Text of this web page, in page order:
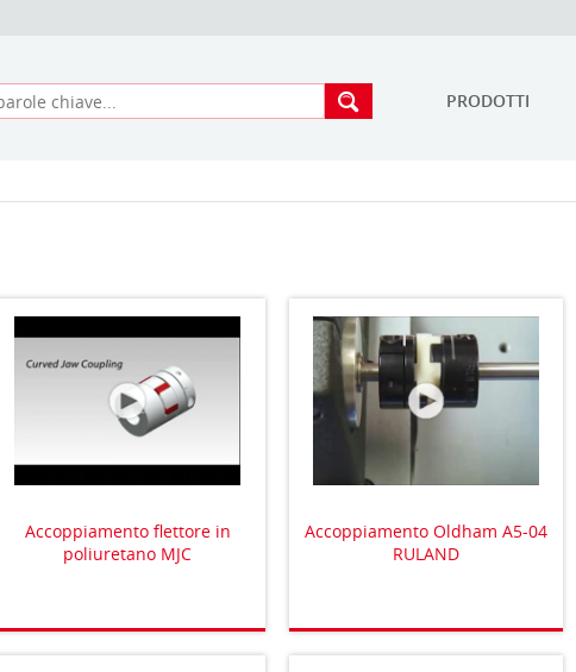
PRODOTTI
Accoppiamento flettore in
poliuretano MJC
Accoppiamento Oldham A5-04
RULAND